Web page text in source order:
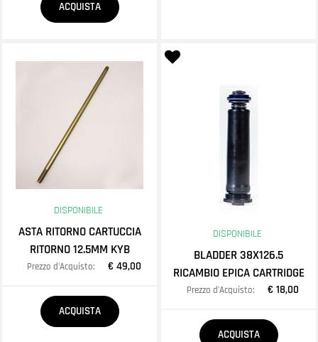
ACQUISTA
DISPONIBILE
ASTA RITORNO CARTUCCIA
RITORNO 12.5MM KYB
Prezzo d'Acquisto: € 49,00
Quantità
ACQUISTA
DISPONIBILE
BLADDER 38X126.5
RICAMBIO EPICA CARTRIDGE
Prezzo d'Acquisto: € 18,00
Quantità
ACQUISTA